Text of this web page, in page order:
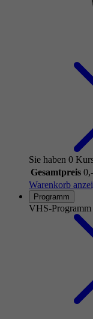
Sie haben 0
Gesamtpreis
Warenkorb
Programm
VHS-Programm